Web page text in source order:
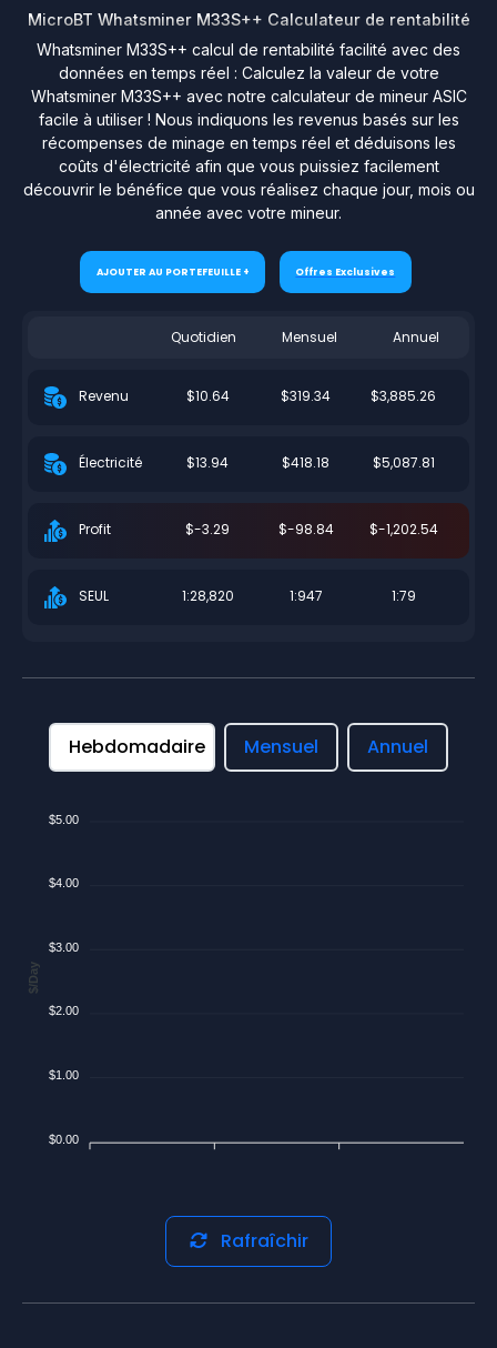
MicroBT Whatsminer M33S++ Calculateur de rentabilité
Whatsminer M33S++ calcul de rentabilité facilité avec des
données en temps réel : Calculez la valeur de votre
Whatsminer M33S++ avec notre calculateur de mineur ASIC
facile à utiliser ! Nous indiquons les revenus basés sur les
récompenses de minage en temps réel et déduisons les
coûts d'électricité afin que vous puissiez facilement
découvrir le bénéfice que vous réalisez chaque jour, mois ou
année avec votre mineur.
AJOUTER AU PORTEFEUILLE + Offres Exclusives
Quotidien Mensuel Annuel
Revenu $10.64 $319.34 $3,885.26
Électricité $13.94 $418.18 $5,087.81
Profit $-3.29 $-98.84 $-1,202.54
SEUL 1:28,820 1:947 1:79
Hebdomadaire Mensuel Annuel
$5.00
$4.00
$3.00
$2.00
$1.00
$0.00
$/Day
Rafraîchir